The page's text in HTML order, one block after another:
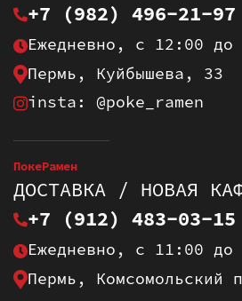
+7 (982) 496-21-97
Ежедневно, с 12:00 до
Пермь, Куйбышева, 33
insta: @poke_ramen
ПокеРамен
ДОСТАВКА / НОВАЯ
+7 (912) 483-03-15
Ежедневно, с 11:00 до
Пермь, Комсомольский